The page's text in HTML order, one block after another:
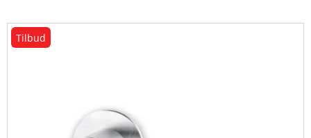
Tilbud